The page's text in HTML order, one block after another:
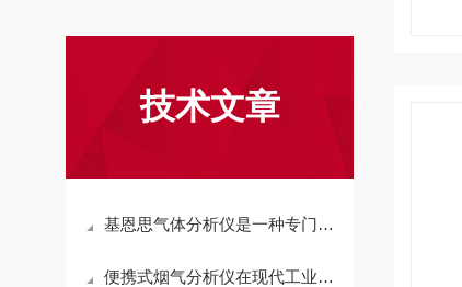
技术文章
基恩思气体分析仪是一种专门用于检测气体成分与浓度的设备
便携式烟气分析仪在现代工业生产中发挥着不可少的作用